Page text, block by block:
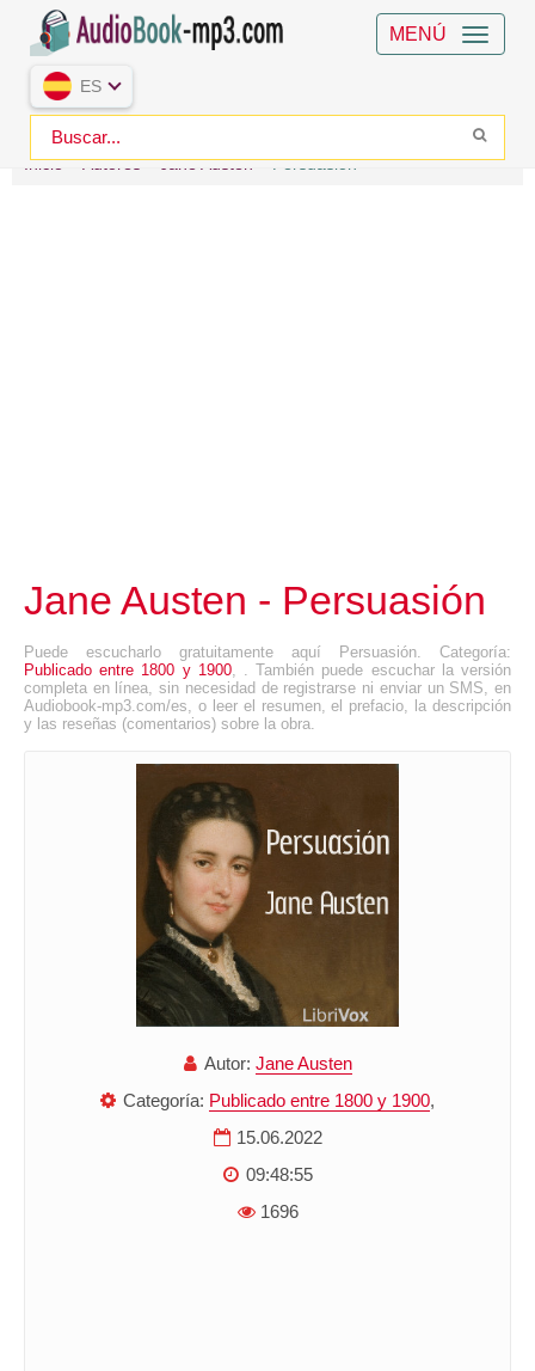
MENÚ
ES
Inicio Autores Jane Austen Persuasión
Jane Austen - Persuasión
Puede escucharlo gratuitamente aquí Persuasión. Categoría:
Publicado entre 1800 y 1900, . También puede escuchar la versión
completa en línea, sin necesidad de registrarse ni enviar un SMS, en
Audiobook-mp3.com/es, o leer el resumen, el prefacio, la descripción
y las reseñas (comentarios) sobre la obra.
Autor: Jane Austen
Categoría: Publicado entre 1800 y 1900,
15.06.2022
09:48:55
1696